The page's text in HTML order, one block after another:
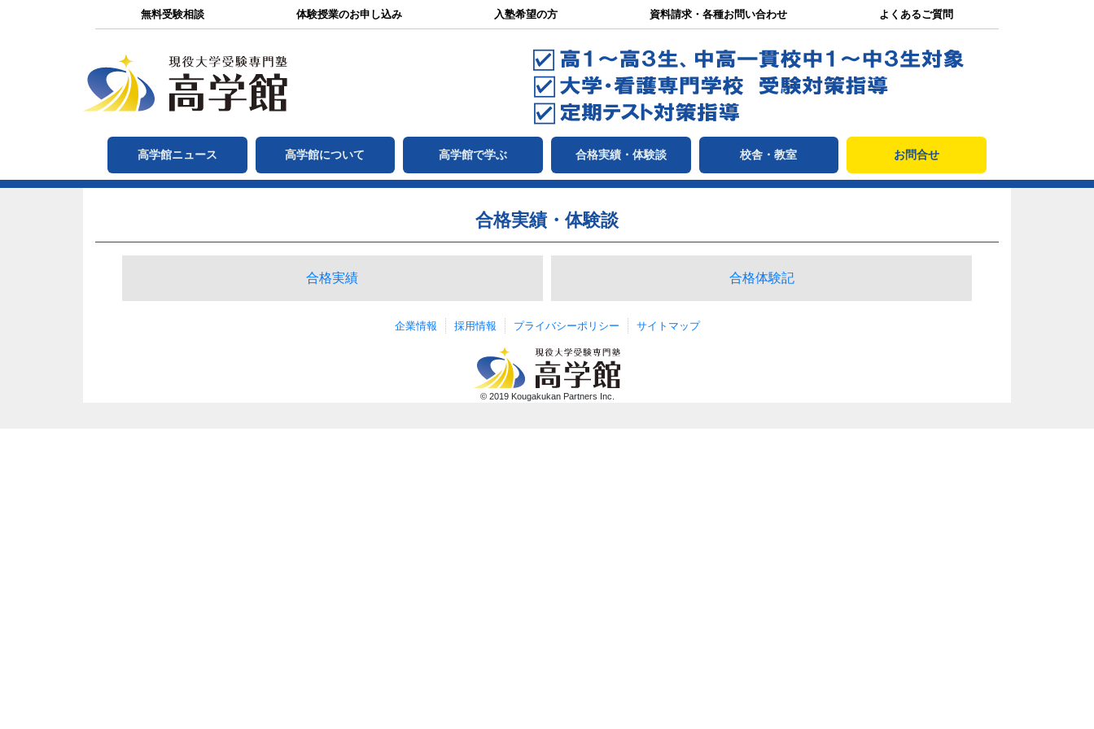
無料受験相談 体験授業のお申し込み 入塾希望の方 資料請求・各種お問い合わせ よくあるご質問
高学館ニュース 高学館について 高学館で学ぶ 合格実績・体験談 校舎・教室 お問合せ
合格実績・体験談
合格実績 合格体験記
企業情報 採用情報 プライバシーポリシー サイトマップ
© 2019 Kougakukan Partners Inc.